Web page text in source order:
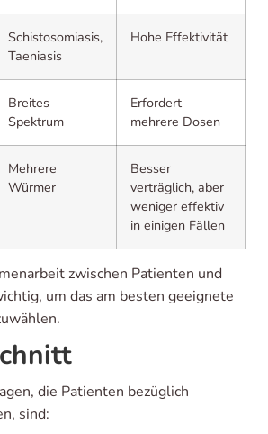
Schistosomiasis,
Taeniasis
Hohe Effektivität
Breites
Spektrum
Erfordert
mehrere Dosen
Mehrere
Würmer
Besser
verträglich, aber
weniger effektiv
in einigen Fällen
zwischen Patienten und
um das am besten geeignete
die Patienten bezüglich
sind: